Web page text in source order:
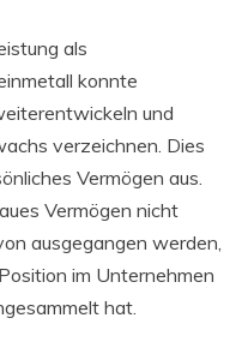
als
konnte
und
verzeichnen. Dies
Vermögen aus.
Vermögen nicht
ausgegangen werden,
im Unternehmen
hat.